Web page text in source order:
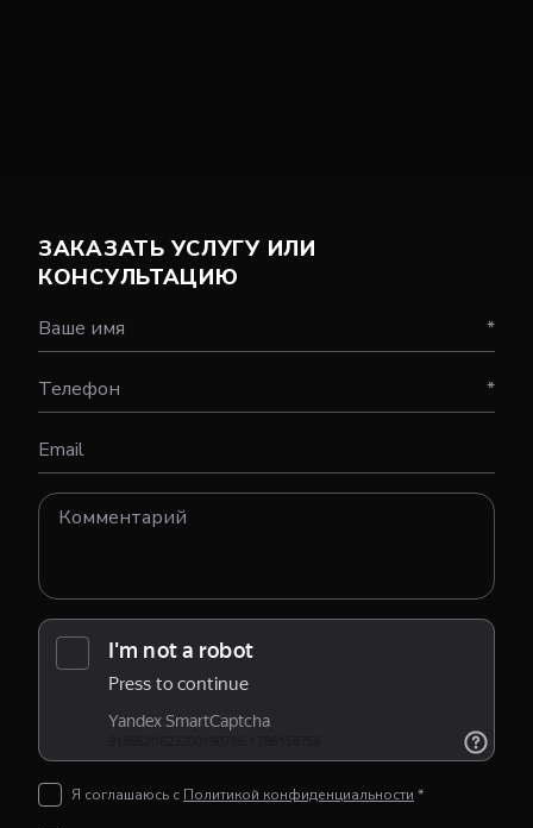
ЗАКАЗАТЬ УСЛУГУ ИЛИ
КОНСУЛЬТАЦИЮ
Ваше имя *
Телефон *
Email
Я соглашаюсь с Политикой конфиденциальности *